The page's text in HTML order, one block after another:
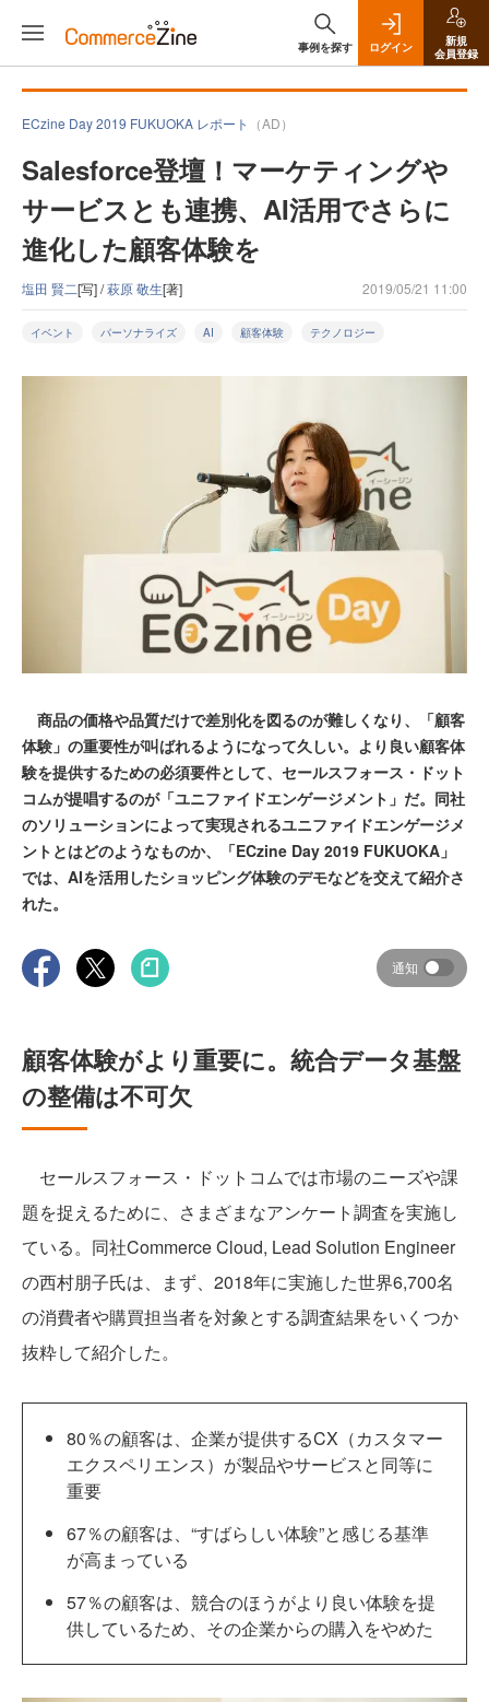
事例を探す ログイン
新規
会員登録
ECzine Day 2019 FUKUOKA レポート （AD）
Salesforce登壇！マーケティングや
サービスとも連携、AI活用でさらに
進化した顧客体験を
塩田 賢二[写] /萩原 敬生[著] 2019/05/21 11:00
イベント パーソナライズ AI 顧客体験 テクノロジー
商品の価格や品質だけで差別化を図るのが難しくなり、「顧客
体験」の重要性が叫ばれるようになって久しい。より良い顧客体
験を提供するための必須要件として、セールスフォース・ドット
コムが提唱するのが「ユニファイドエンゲージメント」だ。同社
のソリューションによって実現されるユニファイドエンゲージメ
ントとはどのようなものか、「ECzine Day 2019 FUKUOKA」
では、AIを活用したショッピング体験のデモなどを交えて紹介さ
れた。
通知
顧客体験がより重要に。統合データ基盤
の整備は不可欠
セールスフォース・ドットコムでは市場のニーズや課
題を捉えるために、さまざまなアンケート調査を実施し
ている。同社Commerce Cloud, Lead Solution Engineer
の西村朋子氏は、まず、2018年に実施した世界6,700名
の消費者や購買担当者を対象とする調査結果をいくつか
抜粋して紹介した。
80％の顧客は、企業が提供するCX（カスタマー
エクスペリエンス）が製品やサービスと同等に
重要
67％の顧客は、“すばらしい体験”と感じる基準
が高まっている
57％の顧客は、競合のほうがより良い体験を提
供しているため、その企業からの購入をやめた